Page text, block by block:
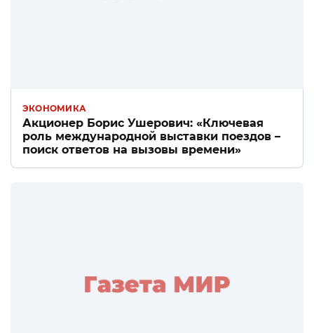
ЭКОНОМИКА
Акционер Борис Ушерович: «Ключевая
роль международной выставки поездов –
поиск ответов на вызовы времени»